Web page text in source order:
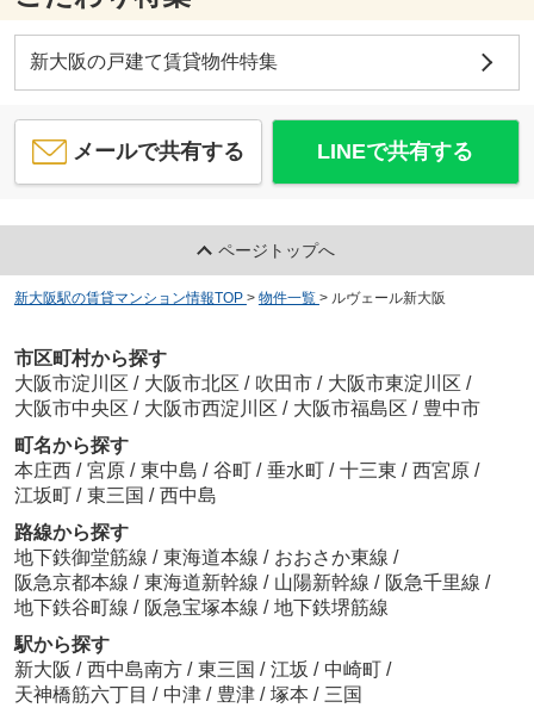
新大阪の戸建て賃貸物件特集
メールで共有する LINEで共有する
ページトップへ
新大阪駅の賃貸マンション情報TOP > 物件一覧 > ルヴェール新大阪
市区町村から探す
大阪市淀川区 / 大阪市北区 / 吹田市 / 大阪市東淀川区 /
大阪市中央区 / 大阪市西淀川区 / 大阪市福島区 / 豊中市
町名から探す
本庄西 / 宮原 / 東中島 / 谷町 / 垂水町 / 十三東 / 西宮原 /
江坂町 / 東三国 / 西中島
路線から探す
地下鉄御堂筋線 / 東海道本線 / おおさか東線 /
阪急京都本線 / 東海道新幹線 / 山陽新幹線 / 阪急千里線 /
地下鉄谷町線 / 阪急宝塚本線 / 地下鉄堺筋線
駅から探す
新大阪 / 西中島南方 / 東三国 / 江坂 / 中崎町 /
天神橋筋六丁目 / 中津 / 豊津 / 塚本 / 三国